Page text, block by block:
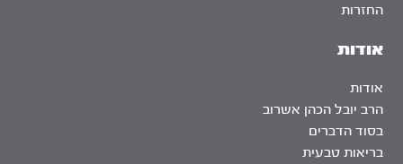
אודות
אודות
הרב יובל הכהן אשרוב
בסוד הדברים
בריאות טבעית
החזרות